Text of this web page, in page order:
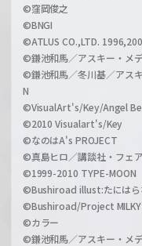
©窪岡俊之
©BNGI
©ATLUS CO.,LTD.
©鎌池和馬／アスキー・メ
©鎌池和馬／冬川基／アス
N
©VisualArt's/Key/Angel
©2010 Visualart's/Key
©なのはA's PROJECT
©真島ヒロ／講談社・フェ
©1999-2010 TYPE-MOON
©Bushiroad illust:たにはら
©Bushiroad/Project MILKY
©カラー
©鎌池和馬／アスキー・メ